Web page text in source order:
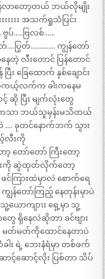
လာတော့တယ် ဘယ်လိုမျိုး
းးးးး အသက်ရှုသံပြင်း
ပ်…..ဗြလစ်……
….ပြွတ်………….. ကျွန်တော်
နေတဲ့ လီးတောင် ပြန်တောင်
ခြေထောက် နှစ်ချောင်း
ကယ့်လက်က ခါးကနေမ
ဆို ပြီး မျက်လုံးတွေ
ကသာ ဘယ်သူမှန်းမသိတယ်
ခုတင်နောက်ဘက် သွား
ယ့်လီးကို
တော်တော် ကြီးတော့
းကို ဆွဲထုတ်လိုက်တော့
ကြားထဲမှာလဲ စောက်ရေ
ကျွန်တော်ကြည့် နေတုန်းမှာပဲ
ာကျာၤး ရှေ့မှာ သူ့
ရှိနေလဲဆိုတာ ခင်ဗျား
မတ်မတ်ကိုထောင်နေတာပဲ
ါး ရဲ့ ဘေးနံရံမှာ တစ်ဖက်
ာင့်ဆောင့်လိုး ပြစ်တာ သိပ်